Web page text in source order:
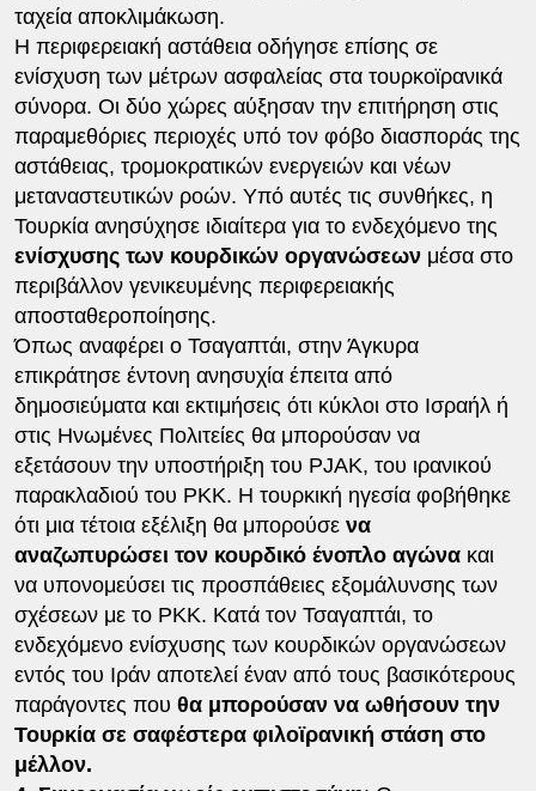
ταχεία αποκλιμάκωση.
Η περιφερειακή αστάθεια οδήγησε επίσης σε
ενίσχυση των μέτρων ασφαλείας στα τουρκοϊρανικά
σύνορα. Οι δύο χώρες αύξησαν την επιτήρηση στις
παραμεθόριες περιοχές υπό τον φόβο διασποράς της
αστάθειας, τρομοκρατικών ενεργειών και νέων
μεταναστευτικών ροών. Υπό αυτές τις συνθήκες, η
Τουρκία ανησύχησε ιδιαίτερα για το ενδεχόμενο της
ενίσχυσης των κουρδικών οργανώσεωνμέσα στο
περιβάλλον γενικευμένης περιφερειακής
αποσταθεροποίησης.
Όπως αναφέρει ο Τσαγαπτάι, στην Άγκυρα
επικράτησε έντονη ανησυχία έπειτα από
δημοσιεύματα και εκτιμήσεις ότι κύκλοι στο Ισραήλ ή
στις Ηνωμένες Πολιτείες θα μπορούσαν να
εξετάσουν την υποστήριξη του PJAK, του ιρανικού
παρακλαδιού του PKK. Η τουρκική ηγεσία φοβήθηκε
ότι μια τέτοια εξέλιξη θα μπορούσενα
αναζωπυρώσει τον κουρδικό ένοπλο αγώνακαι
να υπονομεύσει τις προσπάθειες εξομάλυνσης των
σχέσεων με το PKK. Κατά τον Τσαγαπτάι, το
ενδεχόμενο ενίσχυσης των κουρδικών οργανώσεων
εντός του Ιράν αποτελεί έναν από τους βασικότερους
παράγοντες που θα μπορούσαν να ωθήσουν την
Τουρκία σε σαφέστερα φιλοϊρανική στάση στο
μέλλον.